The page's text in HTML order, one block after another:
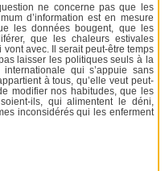
ne concerne pas que les
d’information est en mesure
les données bougent, que les
que les chaleurs estivales
avec. Il serait peut-être temps
laisser les politiques seuls à la
qui s’appuie sans
à tous, qu’elle veut peut-
modifier nos habitudes, que les
ils, qui alimentent le déni,
inconsidérés qui les enferment